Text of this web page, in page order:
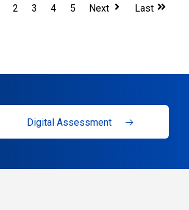
2 3 4 5 Next Last
Digital Assessment